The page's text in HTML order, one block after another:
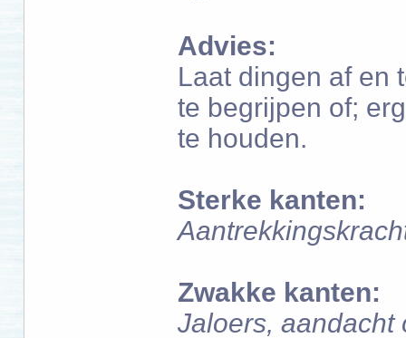
Advies:
Laat dingen af en
te begrijpen of;
te houden.
Sterke kanten:
Zwakke kanten:
Jaloers, aandacht